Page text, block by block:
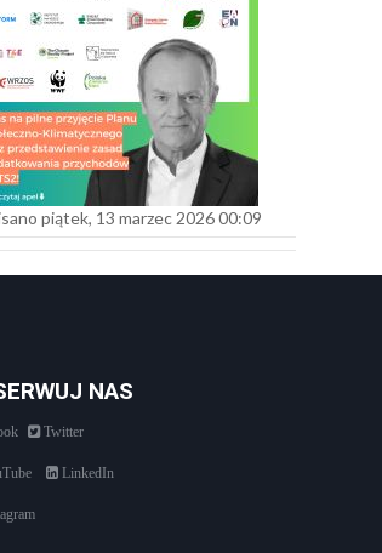
piątek, 13 marzec 2026 00:09
NAS
Twitter
LinkedIn